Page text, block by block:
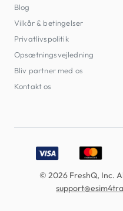
Blog
Vilkår & betingelser
Privatlivspolitik
Opsætningsvejledning
Bliv partner med os
Kontakt os
Accepted payment
© 2026 FreshQ, Inc.